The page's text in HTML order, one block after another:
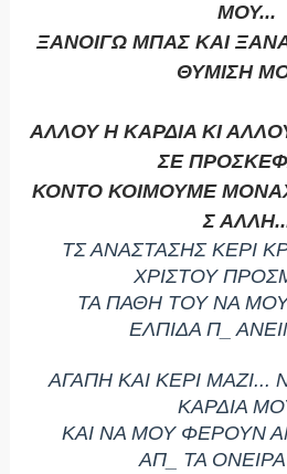
ΜΟΥ...
ΞΑΝΟΙΓΩ ΜΠΑΣ ΚΑΙ
ΘΥΜΙΣΗ
ΑΛΛΟΥ Η ΚΑΡΔΙΑ ΚΙ
ΣΕ
ΚΟΝΤΟ ΚΟΙΜΟΥΜΕ
Σ
ΤΣ ΑΝΑΣΤΑΣΗΣ ΚΕΡΙ
ΧΡΙΣΤΟΥ
ΤΑ ΠΑΘΗ ΤΟΥ ΝΑ
ΕΛΠΙΔΑ Π_
ΑΓΑΠΗ ΚΑΙ ΚΕΡΙ ΜΑΖΙ...
ΚΑΡΔΙΑ
ΚΑΙ ΝΑ ΜΟΥ ΦΕΡΟΥΝ
ΑΠ_ ΤΑ